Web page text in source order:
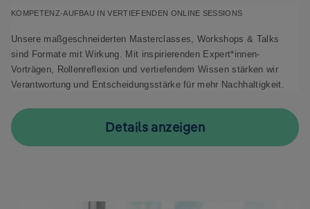
KOMPETENZ-AUFBAU IN VERTIEFENDEN ONLINE SESSIONS
Unsere maßgeschneiderten Masterclasses, Workshops & Talks
sind Formate mit Wirkung. Mit inspirierenden Expert*innen-
Vorträgen, Rollenreflexion und vertiefendem Wissen stärken wir
Verantwortung und Entscheidungsstärke für mehr Nachhaltigkeit.
Details anzeigen